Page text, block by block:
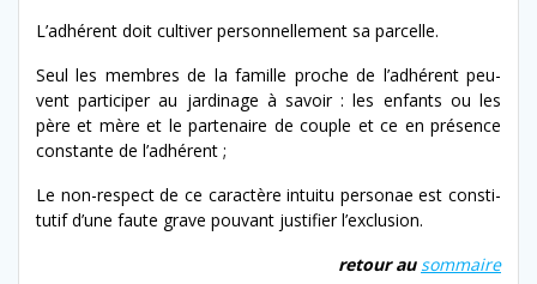
L’adhérent doit cul­tiv­er per­son­nelle­ment sa parcelle.
Seul les mem­bres de la famille proche de l’ad­hérent peu­
vent par­ticiper au jar­di­nage à savoir : les enfants ou les
père et mère et le parte­naire de cou­ple et ce en présence
con­stante de l’adhérent ;
Le non-​respect de ce car­ac­tère intu­itu per­son­ae est con­sti­
tu­tif d’une faute grave pou­vant jus­ti­fi­er l’exclusion.
retour au som­maire